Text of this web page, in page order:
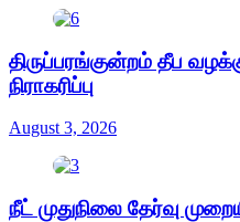
திருப்பரங்குன்றம் தீப
நிராகரிப்பு
August 3, 2026
நீட் முதுநிலை தேர்வு